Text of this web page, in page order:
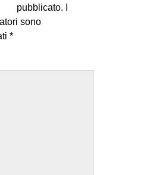
MILANO
POPOLARE
pubblicato.
sono
*